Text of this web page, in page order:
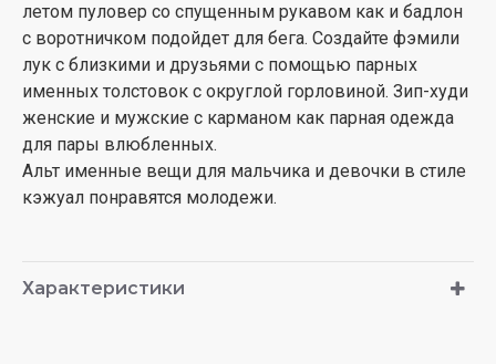
летом пуловер со спущенным рукавом как и бадлон
с воротничком подойдет для бега. Создайте фэмили
лук с близкими и друзьями с помощью парных
именных толстовок с округлой горловиной. Зип-худи
женские и мужские с карманом как парная одежда
для пары влюбленных.
Альт именные вещи для мальчика и девочки в стиле
кэжуал понравятся молодежи.
Характеристики